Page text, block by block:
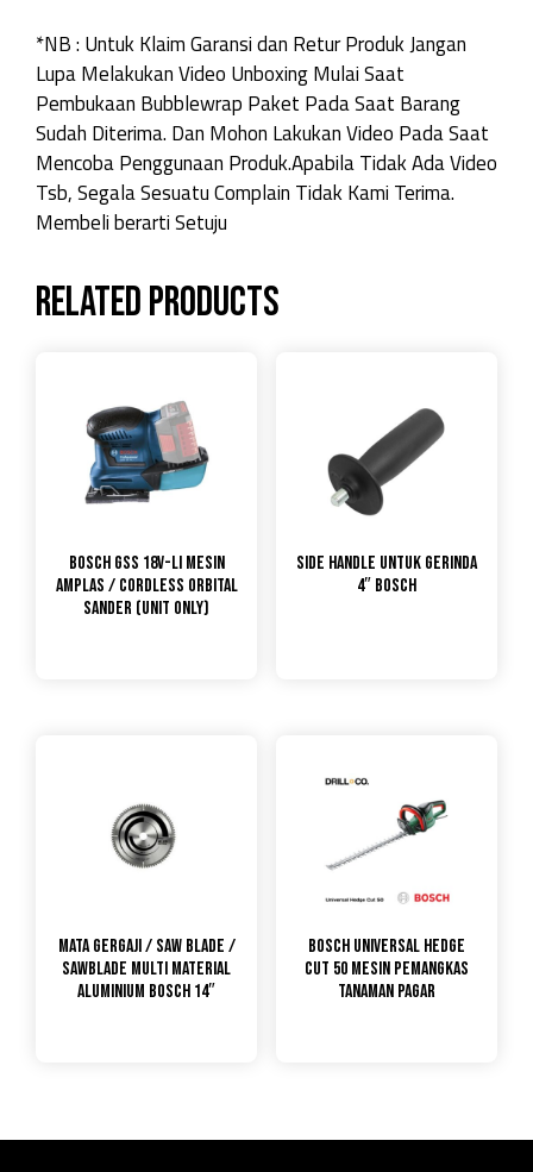
*NB : Untuk Klaim Garansi dan Retur Produk Jangan
Lupa Melakukan Video Unboxing Mulai Saat
Pembukaan Bubblewrap Paket Pada Saat Barang
Sudah Diterima. Dan Mohon Lakukan Video Pada Saat
Mencoba Penggunaan Produk.Apabila Tidak Ada Video
Tsb, Segala Sesuatu Complain Tidak Kami Terima.
Membeli berarti Setuju
Related products
Bosch GSS 18V-LI Mesin
Amplas / Cordless Orbital
Sander (UNIT ONLY)
Side Handle untuk gerinda
4″ Bosch
Mata Gergaji / Saw Blade /
Sawblade Multi Material
Aluminium Bosch 14″
Bosch Universal Hedge
Cut 50 Mesin Pemangkas
Tanaman Pagar